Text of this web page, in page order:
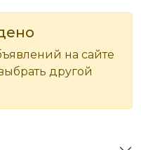
на сайте
другой